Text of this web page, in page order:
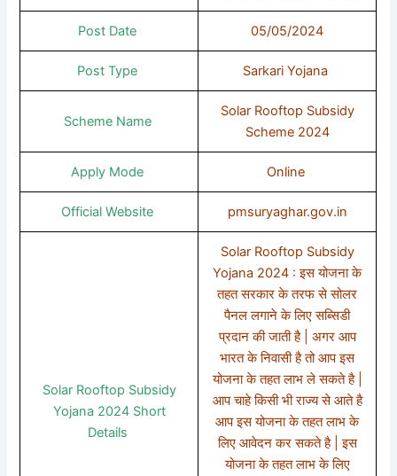
Post Date 05/05/2024
Post Type Sarkari Yojana
Scheme Name
Solar Rooftop Subsidy
Scheme 2024
Apply Mode Online
Official Website pmsuryaghar.gov.in
Solar Rooftop Subsidy
Yojana 2024 Short
Details
Solar Rooftop Subsidy
Yojana 2024 : इस योजना के
तहत सरकार के तरफ से सोलर
पैनल लगाने के लिए सब्सिडी
प्रदान की जाती है | अगर आप
भारत के निवासी है तो आप इस
योजना के तहत लाभ ले सकते है |
आप चाहे किसी भी राज्य से आते है
आप इस योजना के तहत लाभ के
लिए आवेदन कर सकते है | इस
योजना के तहत लाभ के लिए